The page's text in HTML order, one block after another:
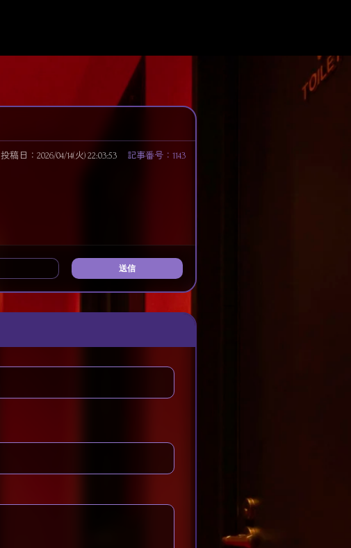
投稿日：2026/04/14(火) 22:03:53 記事番号：1143
送信